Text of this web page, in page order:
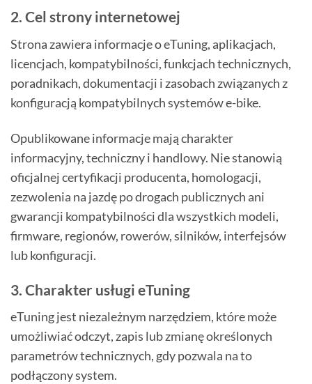
2. Cel strony internetowej
Strona zawiera informacje o eTuning, aplikacjach,
licencjach, kompatybilności, funkcjach technicznych,
poradnikach, dokumentacji i zasobach związanych z
konfiguracją kompatybilnych systemów e-bike.
Opublikowane informacje mają charakter
informacyjny, techniczny i handlowy. Nie stanowią
oficjalnej certyfikacji producenta, homologacji,
zezwolenia na jazdę po drogach publicznych ani
gwarancji kompatybilności dla wszystkich modeli,
firmware, regionów, rowerów, silników, interfejsów
lub konfiguracji.
3. Charakter usługi eTuning
eTuning jest niezależnym narzędziem, które może
umożliwiać odczyt, zapis lub zmianę określonych
parametrów technicznych, gdy pozwala na to
podłączony system.